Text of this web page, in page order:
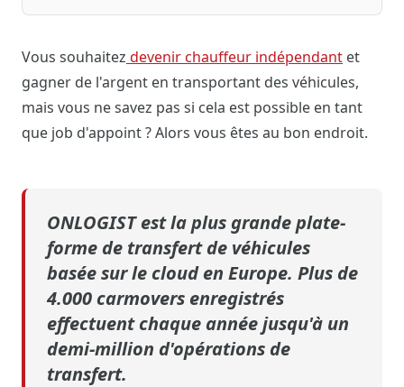
Vous souhaitez devenir chauffeur indépendant et
gagner de l'argent en transportant des véhicules,
mais vous ne savez pas si cela est possible en tant
que job d'appoint ? Alors vous êtes au bon endroit.
ONLOGIST est la plus grande plate-
forme de transfert de véhicules
basée sur le cloud en Europe. Plus de
4.000 carmovers enregistrés
effectuent chaque année jusqu'à un
demi-million d'opérations de
transfert.